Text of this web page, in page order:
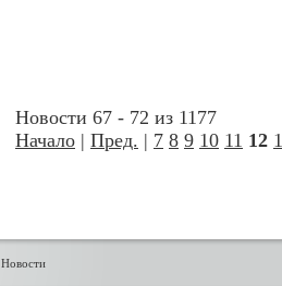
Новости 67 - 72 из 1177
Начало | Пред. | 7 8 9 10 11 12
Новости